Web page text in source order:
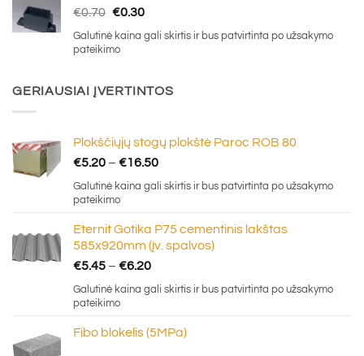
€0.70 Original
price
was:
€0.30Current
price
is:
Galutinė kaina gali skirtis ir bus patvirtinta po užsakymo
pateikimo
GERIAUSIAI ĮVERTINTOS
Plokščiųjų stogų plokštė Paroc ROB 80
€5.20 – €16.50Price
range:
€16.50
Galutinė kaina gali skirtis ir bus patvirtinta po užsakymo
pateikimo
Eternit Gotika P75 cementinis lakštas
585x920mm (įv. spalvos)
€5.45 – €6.20Price
range:
€6.20
Galutinė kaina gali skirtis ir bus patvirtinta po užsakymo
pateikimo
Fibo blokelis (5MPa)